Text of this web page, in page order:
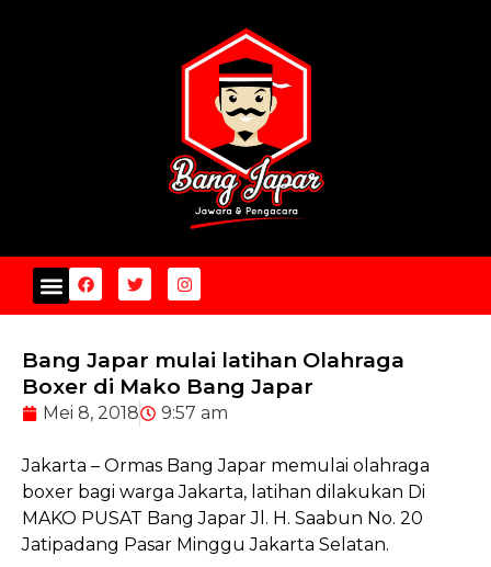
Bang Japar mulai latihan Olahraga
Boxer di Mako Bang Japar
Mei 8, 2018 9:57 am
Jakarta – Ormas Bang Japar memulai olahraga
boxer bagi warga Jakarta, latihan dilakukan Di
MAKO PUSAT Bang Japar Jl. H. Saabun No. 20
Jatipadang Pasar Minggu Jakarta Selatan.